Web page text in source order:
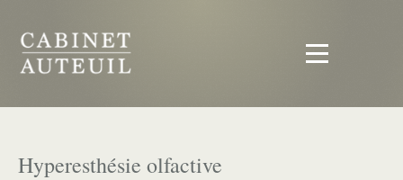
Hyperesthésie olfactive